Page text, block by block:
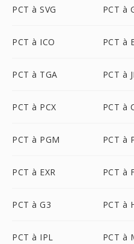
PCT à SVG PCT à
PCT à ICO PCT à
PCT à TGA PCT à
PCT à PCX PCT à
PCT à PGM PCT à
PCT à EXR PCT à
PCT à G3 PCT à
PCT à IPL PCT à